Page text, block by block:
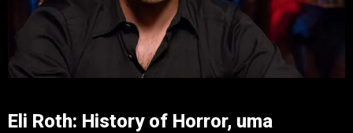
Eli Roth: History of Horror, uma